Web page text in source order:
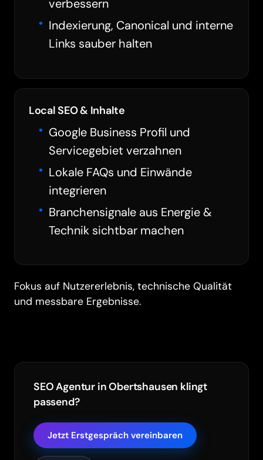
verbessern
Indexierung, Canonical und interne
Links sauber halten
Local SEO & Inhalte
Google Business Profil und
Servicegebiet verzahnen
Lokale FAQs und Einwände
integrieren
Branchensignale aus Energie &
Technik sichtbar machen
Fokus auf Nutzererlebnis, technische Qualität
und messbare Ergebnisse.
SEO Agentur in Obertshausen klingt
passend?
Jetzt Erstgespräch vereinbaren